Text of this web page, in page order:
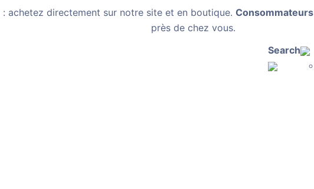
: achetez directement sur notre site et en boutique. Consommateurs
près de chez vous.
Search